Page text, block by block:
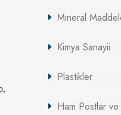
Mineral
Kimya Sanayii
Plastikler
Ham Postlar